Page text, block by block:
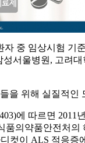
중 임상시험
서울병원, 고
위해 실질적
에 따르면
의약품안전처
컷이 ALS 적응증